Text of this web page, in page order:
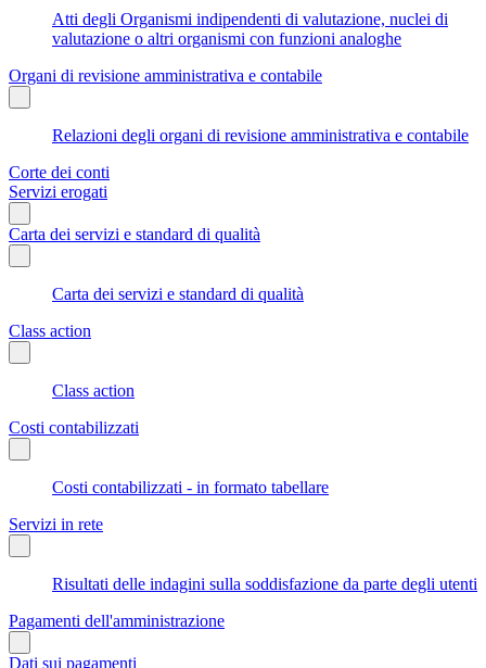
Atti degli Organismi indipendenti di valutazione, nuclei di
valutazione o altri organismi con funzioni analoghe
Organi di revisione amministrativa e contabile
Relazioni degli organi di revisione amministrativa e contabile
Corte dei conti
Servizi erogati
Carta dei servizi e standard di qualità
Carta dei servizi e standard di qualità
Class action
Class action
Costi contabilizzati
Costi contabilizzati - in formato tabellare
Servizi in rete
Risultati delle indagini sulla soddisfazione da parte degli utenti
Pagamenti dell'amministrazione
Dati sui pagamenti